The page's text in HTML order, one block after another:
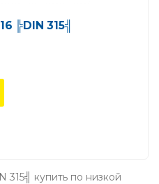
╠DIN 315╣
315╣ купить по низкой